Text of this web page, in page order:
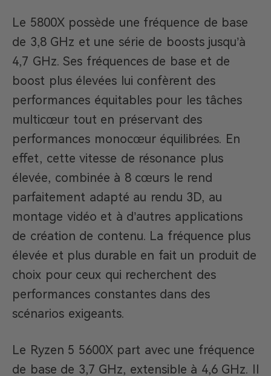
Le 5800X possède une fréquence de base
de 3,8 GHz et une série de boosts jusqu’à
4,7 GHz. Ses fréquences de base et de
boost plus élevées lui confèrent des
performances équitables pour les tâches
multicœur tout en préservant des
performances monocœur équilibrées. En
effet, cette vitesse de résonance plus
élevée, combinée à 8 cœurs le rend
parfaitement adapté au rendu 3D, au
montage vidéo et à d’autres applications
de création de contenu. La fréquence plus
élevée et plus durable en fait un produit de
choix pour ceux qui recherchent des
performances constantes dans des
scénarios exigeants.
Le Ryzen 5 5600X part avec une fréquence
de base de 3,7 GHz, extensible à 4,6 GHz. Il